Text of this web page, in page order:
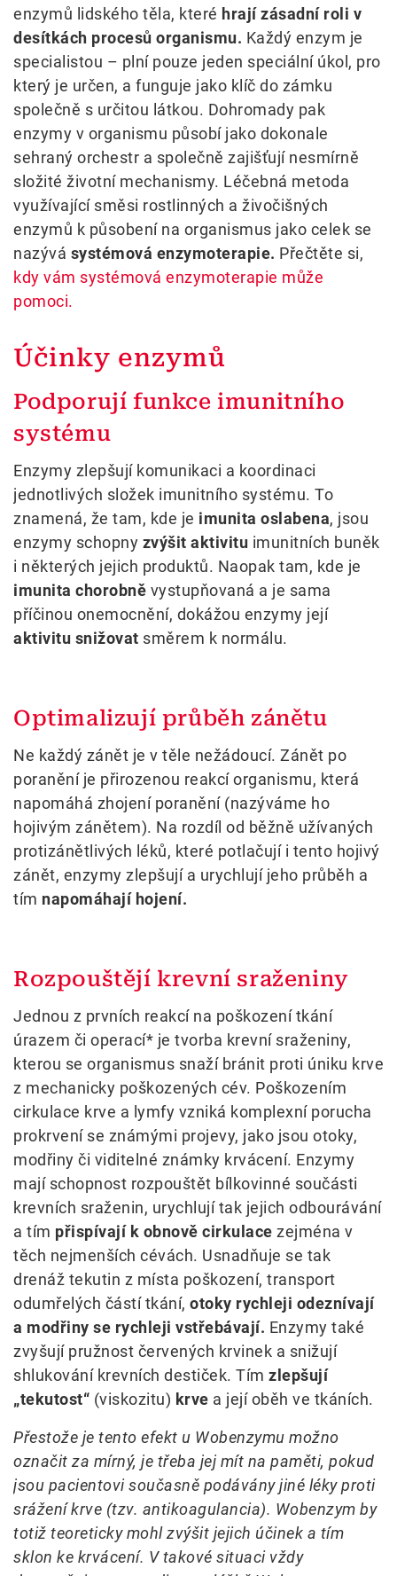
enzymů lidského těla, které hrají zásadní roli v
desítkách procesů organismu. Každý enzym je
specialistou – plní pouze jeden speciální úkol, pro
který je určen, a funguje jako klíč do zámku
společně s určitou látkou. Dohromady pak
enzymy v organismu působí jako dokonale
sehraný orchestr a společně zajišťují nesmírně
složité životní mechanismy. Léčebná metoda
využívající směsi rostlinných a živočišných
enzymů k působení na organismus jako celek se
nazývá systémová enzymoterapie. Přečtěte si,
kdy vám systémová enzymoterapie může
pomoci.
Účinky enzymů
Podporují funkce imunitního
systému
Enzymy zlepšují komunikaci a koordinaci
jednotlivých složek imunitního systému. To
znamená, že tam, kde je imunita oslabena, jsou
enzymy schopny zvýšit aktivitu imunitních buněk
i některých jejich produktů. Naopak tam, kde je
imunita chorobně vystupňovaná a je sama
příčinou onemocnění, dokážou enzymy její
aktivitu snižovat směrem k normálu.
Optimalizují průběh zánětu
Ne každý zánět je v těle nežádoucí. Zánět po
poranění je přirozenou reakcí organismu, která
napomáhá zhojení poranění (nazýváme ho
hojivým zánětem). Na rozdíl od běžně užívaných
protizánětlivých léků, které potlačují i tento hojivý
zánět, enzymy zlepšují a urychlují jeho průběh a
tím napomáhají hojení.
Rozpouštějí krevní sraženiny
Jednou z prvních reakcí na poškození tkání
úrazem či operací* je tvorba krevní sraženiny,
kterou se organismus snaží bránit proti úniku krve
z mechanicky poškozených cév. Poškozením
cirkulace krve a lymfy vzniká komplexní porucha
prokrvení se známými projevy, jako jsou otoky,
modřiny či viditelné známky krvácení. Enzymy
mají schopnost rozpouštět bílkovinné součásti
krevních sraženin, urychlují tak jejich odbourávání
a tím přispívají k obnově cirkulace zejména v
těch nejmenších cévách. Usnadňuje se tak
drenáž tekutin z místa poškození, transport
odumřelých částí tkání, otoky rychleji odeznívají
a modřiny se rychleji vstřebávají. Enzymy také
zvyšují pružnost červených krvinek a snižují
shlukování krevních destiček. Tím zlepšují
„tekutost“ (viskozitu) krve a její oběh ve tkáních.
Přestože je tento efekt u Wobenzymu možno
označit za mírný, je třeba jej mít na paměti, pokud
jsou pacientovi současně podávány jiné léky proti
srážení krve (tzv. antikoagulancia). Wobenzym by
totiž teoreticky mohl zvýšit jejich účinek a tím
sklon ke krvácení. V takové situaci vždy